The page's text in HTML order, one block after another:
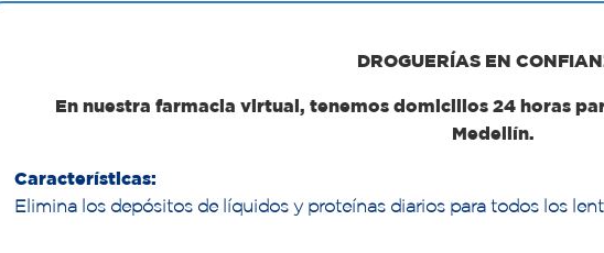
DROGUERÍAS EN
En nuestra farmacia virtual, tenemos domicilios 24 horas
Medellín.
Características:
Elimina los depósitos de líquidos y proteínas diarios para todos los